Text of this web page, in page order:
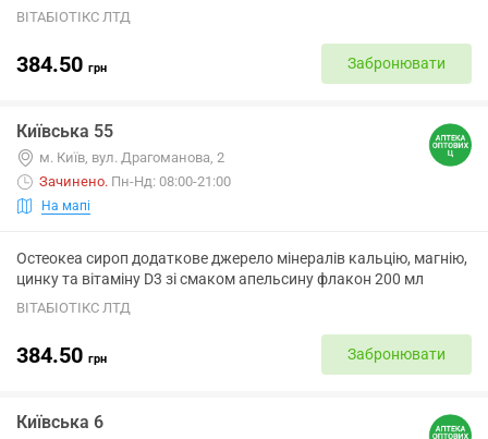
ВІТАБІОТІКС ЛТД
384.50 грн Забронювати
Київська 55
м. Київ, вул. Драгоманова, 2
Зачинено. Пн-Нд: 08:00-21:00
На мапі
Остеокеа сироп додаткове джерело мінералів кальцію, магнію,
цинку та вітаміну D3 зі смаком апельсину флакон 200 мл
ВІТАБІОТІКС ЛТД
384.50 грн Забронювати
Київська 6